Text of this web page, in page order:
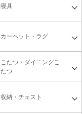
寝具
カーペット・ラグ
こたつ・ダイニングこ
たつ
収納・チェスト